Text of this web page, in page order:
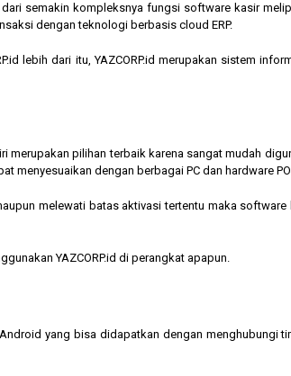
semakin kompleksnya fungsi software kasir
dengan teknologi berbasis cloud ERP.
lebih dari itu, YAZCORP.id merupakan sistem
merupakan pilihan terbaik karena sangat mudah
menyesuaikan dengan berbagai PC dan hardware
melewati batas aktivasi tertentu maka
YAZCORP.id di perangkat apapun.
yang bisa didapatkan dengan menghubungi